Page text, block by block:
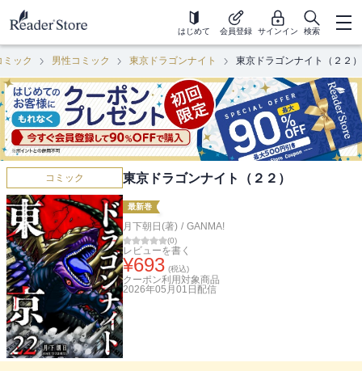
はじめて 会員登録 サインイン 検索
ミック 男性コミック 東京ドラゴンナイト 東京ドラゴンナイト（２２）
コミック 東京ドラゴンナイト（２２）
最新巻
月下朝日(著) / GANMA!
(0)
レビューを書く
¥693 (税込)
クーポン利用対象商品
2026年05月01日 配信